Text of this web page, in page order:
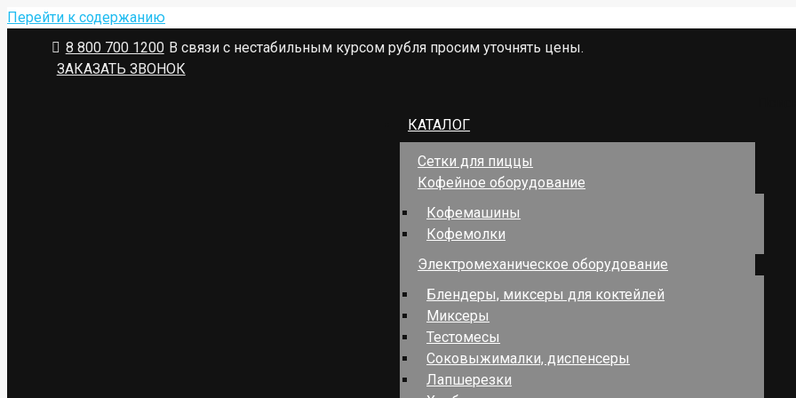
Перейти к содержанию
8 800 700 1200 В связи с нестабильным курсом рубля просим уточнять цены.
ЗАКАЗАТЬ ЗВОНОК
КАТАЛОГ
Сетки для пиццы
Кофейное оборудование
Кофемашины
Кофемолки
Электромеханическое оборудование
Блендеры, миксеры для коктейлей
Миксеры
Тестомесы
Соковыжималки, диспенсеры
Лапшерезки